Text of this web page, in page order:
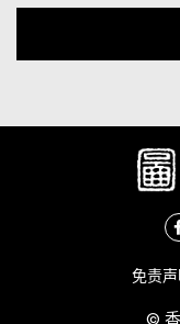
免责声
©